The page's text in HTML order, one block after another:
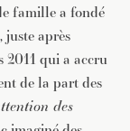
famille a fondé
après
2011 qui a accru
de la part des
des